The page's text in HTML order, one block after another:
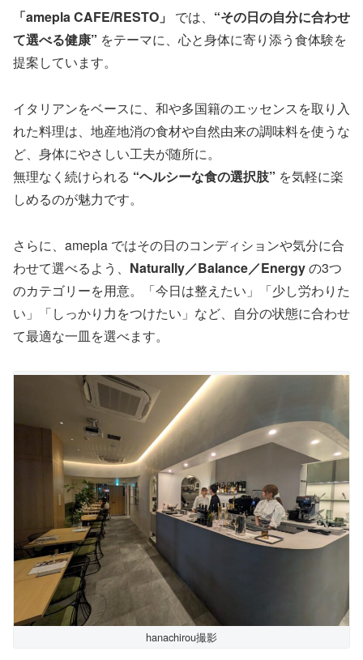
「amepla CAFE/RESTO」 では、 “その日の自分に合わせ
て選べる健康” をテーマに、心と身体に寄り添う食体験を
提案しています。
イタリアンをベースに、和や多国籍のエッセンスを取り入
れた料理は、地産地消の食材や自然由来の調味料を使うな
ど、身体にやさしい工夫が随所に。
無理なく続けられる “ヘルシーな食の選択肢” を気軽に楽
しめるのが魅力です。
さらに、amepla ではその日のコンディションや気分に合
わせて選べるよう、 Naturally／Balance／Energyの3つ
のカテゴリーを用意。「今日は整えたい」「少し労わりた
い」「しっかり力をつけたい」など、自分の状態に合わせ
て最適な一皿を選べます。
hanachirou撮影